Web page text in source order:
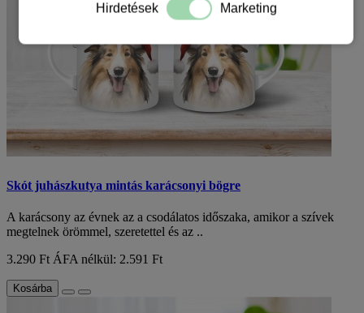
Skót juhászkutya mintás karácsonyi bögre
A karácsony az évnek az a csodálatos időszaka, amikor a szívek
megtelnek örömmel, szeretettel és az ..
3.290 Ft ÁFA nélkül: 2.591 Ft
Kosárba
Hirdetések Marketing